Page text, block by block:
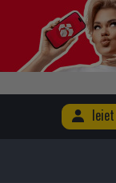
Ieiet